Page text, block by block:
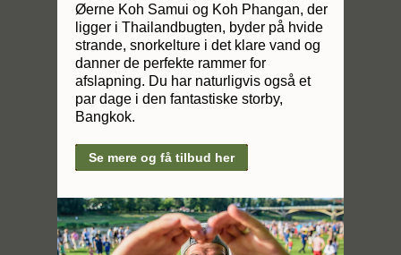
Øerne Koh Samui og Koh Phangan, der
ligger i Thailandbugten, byder på hvide
strande, snorkelture i det klare vand og
danner de perfekte rammer for
afslapning. Du har naturligvis også et
par dage i den fantastiske storby,
Bangkok.
Se mere og få tilbud her